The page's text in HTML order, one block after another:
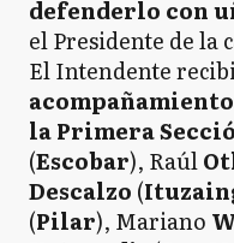
defenderlo con
el Presidente de la
El Intendente
la Primera
(Escobar), Raúl
Descalzo (
(Pilar), Mariano